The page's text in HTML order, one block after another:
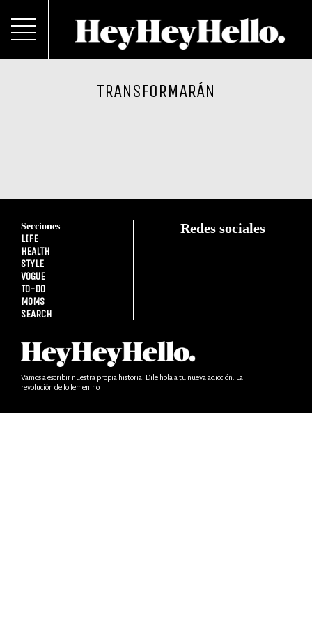
TRANSFORMARÁN
Secciones
LIFE
HEALTH
STYLE
VOGUE
TO-DO
MOMS
SEARCH
Redes sociales
Vamos a escribir nuestra propia historia. Dile hola a tu nueva adicción. La
revolución de lo femenino.